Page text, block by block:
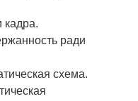
кадра.
ради
схема.